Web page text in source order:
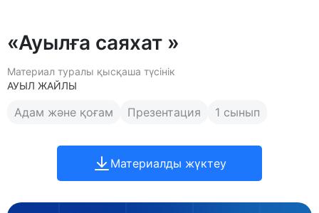
«Ауылға саяхат »
Материал туралы қысқаша түсінік
АУЫЛ ЖАЙЛЫ
Адам және қоғам Презентация 1 сынып
Материалды жүктеу